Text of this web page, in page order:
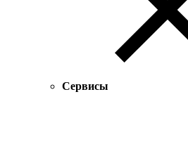
Сервисы